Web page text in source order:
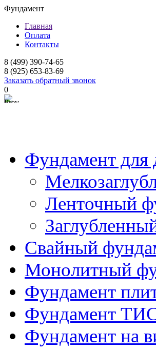
Фундамент
Главная
Оплата
Контакты
8 (499) 390-74-65
8 (925) 653-83-69
Заказать обратный звонок
0